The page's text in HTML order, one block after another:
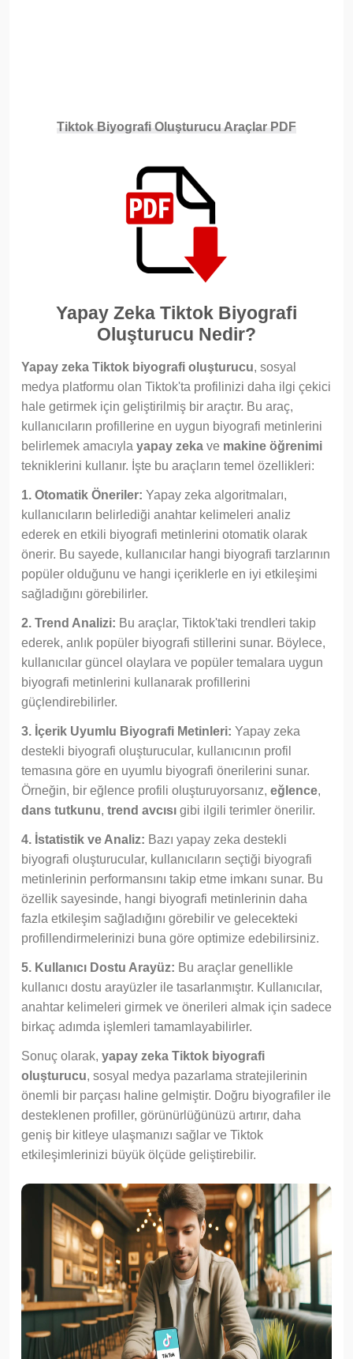
Tiktok Biyografi Oluşturucu Araçlar PDF
Yapay Zeka Tiktok Biyografi
Oluşturucu Nedir?
Yapay zeka Tiktok biyografi oluşturucu, sosyal
medya platformu olan Tiktok'ta profilinizi daha ilgi çekici
hale getirmek için geliştirilmiş bir araçtır. Bu araç,
kullanıcıların profillerine en uygun biyografi metinlerini
belirlemek amacıyla yapay zeka ve makine öğrenimi
tekniklerini kullanır. İşte bu araçların temel özellikleri:
1. Otomatik Öneriler: Yapay zeka algoritmaları,
kullanıcıların belirlediği anahtar kelimeleri analiz
ederek en etkili biyografi metinlerini otomatik olarak
önerir. Bu sayede, kullanıcılar hangi biyografi tarzlarının
popüler olduğunu ve hangi içeriklerle en iyi etkileşimi
sağladığını görebilirler.
2. Trend Analizi: Bu araçlar, Tiktok'taki trendleri takip
ederek, anlık popüler biyografi stillerini sunar. Böylece,
kullanıcılar güncel olaylara ve popüler temalara uygun
biyografi metinlerini kullanarak profillerini
güçlendirebilirler.
3. İçerik Uyumlu Biyografi Metinleri: Yapay zeka
destekli biyografi oluşturucular, kullanıcının profil
temasına göre en uyumlu biyografi önerilerini sunar.
Örneğin, bir eğlence profili oluşturuyorsanız, eğlence,
dans tutkunu, trend avcısı gibi ilgili terimler önerilir.
4. İstatistik ve Analiz: Bazı yapay zeka destekli
biyografi oluşturucular, kullanıcıların seçtiği biyografi
metinlerinin performansını takip etme imkanı sunar. Bu
özellik sayesinde, hangi biyografi metinlerinin daha
fazla etkileşim sağladığını görebilir ve gelecekteki
profillendirmelerinizi buna göre optimize edebilirsiniz.
5. Kullanıcı Dostu Arayüz: Bu araçlar genellikle
kullanıcı dostu arayüzler ile tasarlanmıştır. Kullanıcılar,
anahtar kelimeleri girmek ve önerileri almak için sadece
birkaç adımda işlemleri tamamlayabilirler.
Sonuç olarak, yapay zeka Tiktok biyografi
oluşturucu, sosyal medya pazarlama stratejilerinin
önemli bir parçası haline gelmiştir. Doğru biyografiler ile
desteklenen profiller, görünürlüğünüzü artırır, daha
geniş bir kitleye ulaşmanızı sağlar ve Tiktok
etkileşimlerinizi büyük ölçüde geliştirebilir.